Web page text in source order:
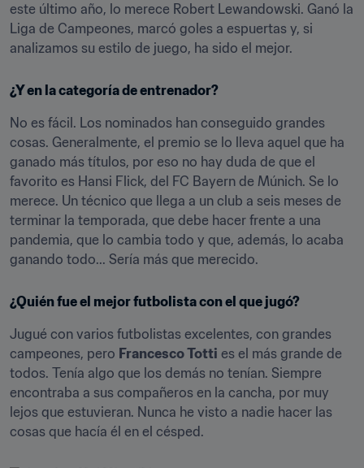
este último año, lo merece Robert Lewandowski. Ganó la
Liga de Campeones, marcó goles a espuertas y, si
analizamos su estilo de juego, ha sido el mejor.
¿Y en la categoría de entrenador?
No es fácil. Los nominados han conseguido grandes
cosas. Generalmente, el premio se lo lleva aquel que ha
ganado más títulos, por eso no hay duda de que el
favorito es Hansi Flick, del FC Bayern de Múnich. Se lo
merece. Un técnico que llega a un club a seis meses de
terminar la temporada, que debe hacer frente a una
pandemia, que lo cambia todo y que, además, lo acaba
ganando todo... Sería más que merecido.
¿Quién fue el mejor futbolista con el que jugó?
Jugué con varios futbolistas excelentes, con grandes
campeones, pero Francesco Totti es el más grande de
todos. Tenía algo que los demás no tenían. Siempre
encontraba a sus compañeros en la cancha, por muy
lejos que estuvieran. Nunca he visto a nadie hacer las
cosas que hacía él en el césped.